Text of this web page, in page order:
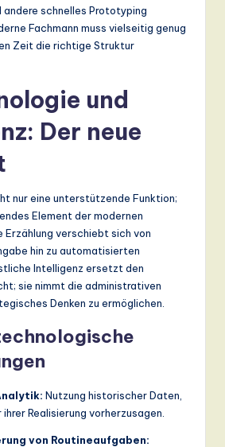
andere schnelles Prototyping
Fachmann muss vielseitig genug
Zeit die richtige Struktur
und
Der neue
nur eine unterstützende Funktion;
Element der modernen
Erzählung verschiebt sich von
hin zu automatisierten
Intelligenz ersetzt den
sie nimmt die administrativen
Denken zu ermöglichen.
Nutzung historischer Daten,
ihrer Realisierung vorherzusagen.
von Routineaufgaben: